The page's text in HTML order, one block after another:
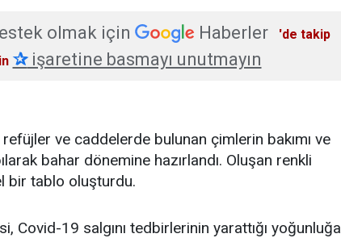
olmak için Haberler
'de takip
✰işaretine basmayı unutmayın
ve caddelerde bulunan çimlerin bakımı ve
bahar dönemine hazırlandı. Oluşan renkli
bir tablo oluşturdu.
Covid-19 salgını tedbirlerinin yarattığı yoğunluğa